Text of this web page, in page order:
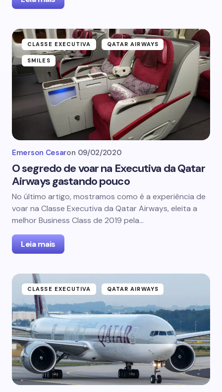
CLASSE EXECUTIVA QATAR AIRWAYS
SMILES
Emerson Cesaron 09/02/2020
O segredo de voar na Executiva da Qatar
Airways gastando pouco
No último artigo, mostramos como é a experiência de
voar na Classe Executiva da Qatar Airways, eleita a
melhor Business Class de 2019 pela…
Leia mais
CLASSE EXECUTIVA QATAR AIRWAYS